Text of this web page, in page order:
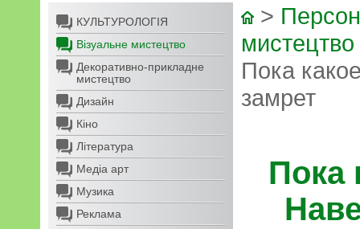
КУЛЬТУРОЛОГІЯ
Візуальне мистецтво
Декоративно-прикладне
мистецтво
Дизайн
Кіно
Література
Медіа арт
Музика
Реклама
>
мистецтво
Пока
замрет
Пока